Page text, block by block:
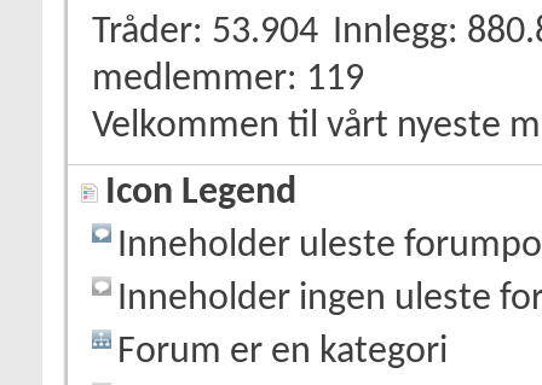
Tråder 53.904 Innlegg
medlemmer 119
Velkommen til vårt nyeste
Icon Legend
Inneholder uleste
Inneholder ingen uleste
Forum er en kategori